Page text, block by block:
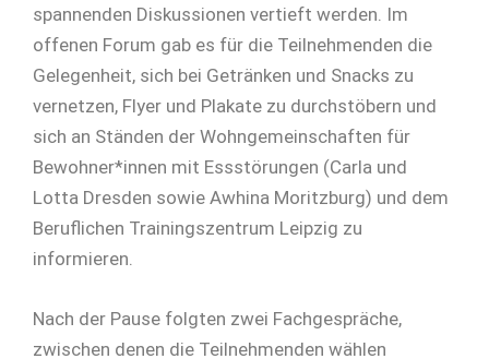
spannenden Diskussionen vertieft werden. Im
offenen Forum gab es für die Teilnehmenden die
Gelegenheit, sich bei Getränken und Snacks zu
vernetzen, Flyer und Plakate zu durchstöbern und
sich an Ständen der Wohngemeinschaften für
Bewohner*innen mit Essstörungen (Carla und
Lotta Dresden sowie Awhina Moritzburg) und dem
Beruflichen Trainingszentrum Leipzig zu
informieren.
Nach der Pause folgten zwei Fachgespräche,
zwischen denen die Teilnehmenden wählen